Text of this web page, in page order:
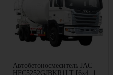
Автобетоносмеситель JAC
HFC5252GJBKR1LT [6x4, 10